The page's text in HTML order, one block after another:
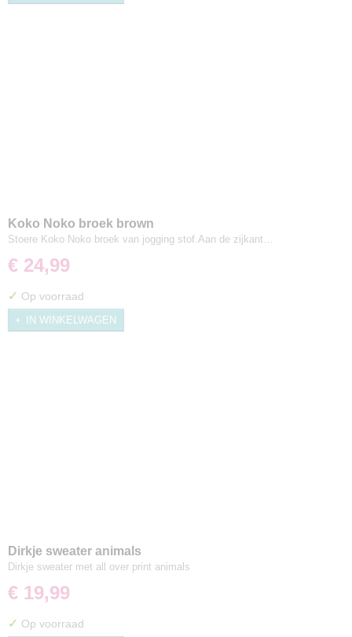
Koko Noko broek brown
Stoere Koko Noko broek van jogging stof.Aan de zijkant…
€ 24,99
✓ Op voorraad
IN WINKELWAGEN
Dirkje sweater animals
Dirkje sweater met all over print animals
€ 19,99
✓ Op voorraad